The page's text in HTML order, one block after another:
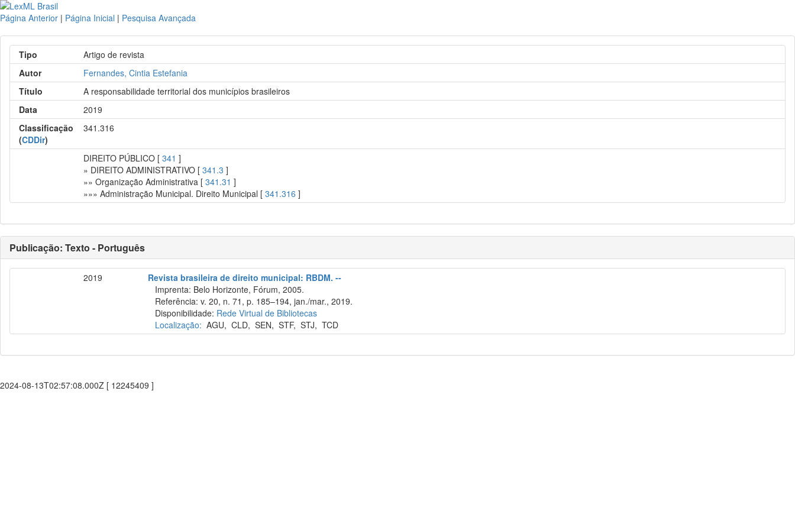
Página Anterior | Página Inicial | Pesquisa Avançada
Tipo
Artigo de revista
Autor
Fernandes, Cintia Estefania
Título
A responsabilidade territorial dos municípios brasileiros
Data
2019
Classificação
(CDDir)
341.316
DIREITO PÚBLICO [341 ]
» DIREITO ADMINISTRATIVO [341.3 ]
»» Organização Administrativa [341.31 ]
»»» Administração Municipal. Direito Municipal [341.316 ]
Publicação: Texto - Português
2019
Revista brasileira de direito municipal: RBDM. --
Imprenta: Belo Horizonte, Fórum, 2005.
Referência: v. 20, n. 71, p. 185–194, jan./mar., 2019.
Disponibilidade: Rede Virtual de Bibliotecas
Localização: AGU,CLD,SEN,STF,STJ,TCD
2024-08-13T02:57:08.000Z [ 12245409 ]